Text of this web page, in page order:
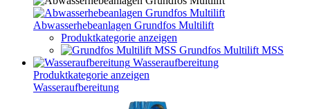
Abwasserhebeanlagen Grundfos Multilift
Produktkategorie anzeigen
Grundfos Multilift MSS
Wasseraufbereitung
Produktkategorie anzeigen
Wasseraufbereitung